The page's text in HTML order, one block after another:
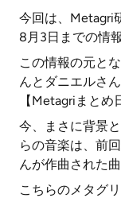
今回は、Metagri
8月3日までの情
この情報の元と
んとダニエルさ
【Metagriまとめ
今、まさに背景
らの音楽は、前
んが作曲された曲
こちらのメタグ